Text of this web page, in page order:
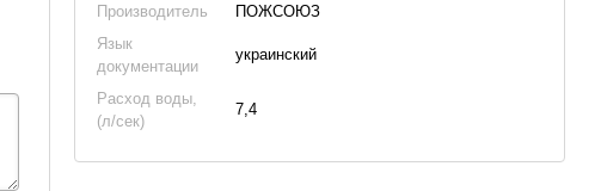
Производитель
ПОЖСОЮЗ
Язык
документации
украинский
Расход воды,
(л/сек)
7,4